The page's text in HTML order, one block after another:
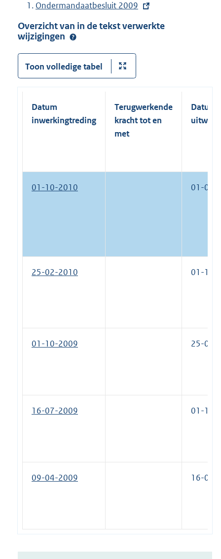
:
1. E
t
n
e
i
n
Ondermandaatbesluit 2009
Overzicht van in de tekst verwerkte
wijzigingen
Toon volledige tabel
Datum
inwerkingtreding
Terugwerkende
kracht tot en
met
Datum
01-10-2010 01-01-
25-02-2010 01-10-
01-10-2009 25-02-
16-07-2009 01-10-
09-04-2009 16-07-